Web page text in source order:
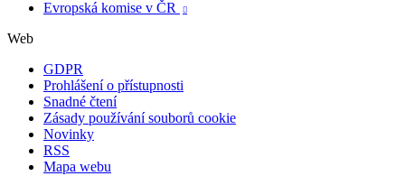
Evropská komise v ČR 
Web
GDPR
Prohlášení o přístupnosti
Snadné čtení
Zásady používání souborů cookie
Novinky
RSS
Mapa webu